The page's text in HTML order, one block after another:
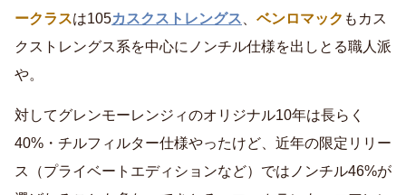
ークラスは105カスクストレングス ベンロマック もカス
クストレングス系を中心にノンチル仕様を出しとる職人派
や。
対してグレンモーレンジィのオリジナル10年は長らく
40%・チルフィルター仕様やったけど、近年の限定リリー
ス（プライベートエディションなど）ではノンチル46%が